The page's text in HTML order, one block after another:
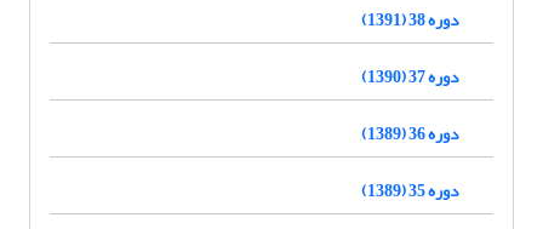
دوره 38 (1391)
دوره 37 (1390)
دوره 36 (1389)
دوره 35 (1389)